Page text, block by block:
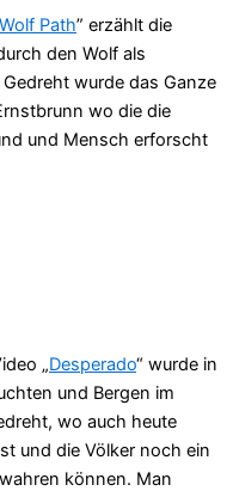
Path” erzählt die
den Wolf als
wurde das Ganze
wo die die
und Mensch erforscht
„Desperado“ wurde in
und Bergen im
wo auch heute
und die Völker noch ein
können. Man